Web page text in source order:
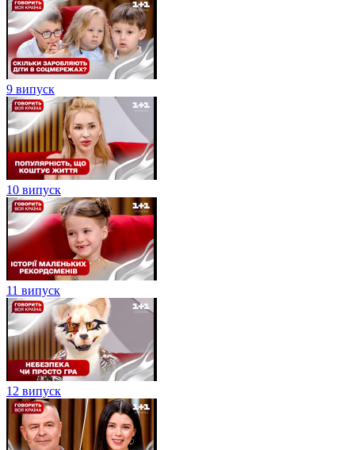
9 випуск
10 випуск
11 випуск
12 випуск